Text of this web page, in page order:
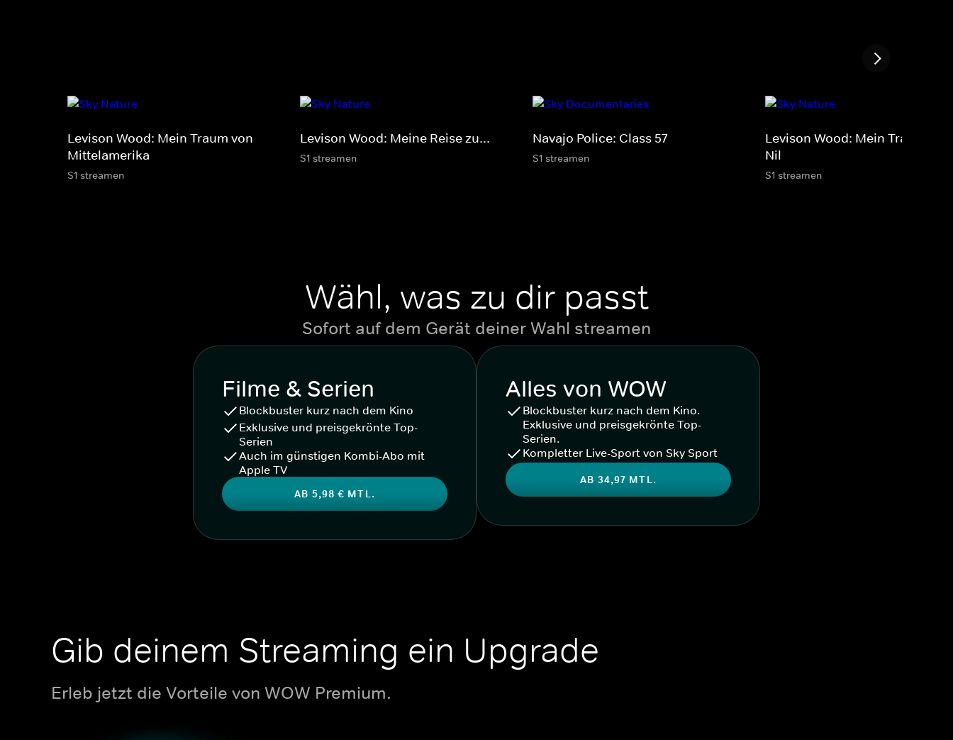
Levison Wood: Mein Traum von
Mittelamerika
S1 streamen
Levison Wood: Meine Reise zu...
S1 streamen
Navajo Police: Class 57
S1 streamen
Levison Wood: Mein Traum
Nil
S1 streamen
Wähl, was zu dir passt
Sofort auf dem Gerät deiner Wahl streamen
Filme & Serien
Blockbuster kurz nach dem Kino
Exklusive und preisgekrönte Top-
Serien
Auch im günstigen Kombi-Abo mit
Apple TV
AB 5,98 € MTL.
Alles von WOW
Blockbuster kurz nach dem Kino.
Exklusive und preisgekrönte Top-
Serien.
Kompletter Live-Sport von Sky Sport
AB 34,97 MTL.
Gib deinem Streaming ein Upgrade
Erleb jetzt die Vorteile von WOW Premium.